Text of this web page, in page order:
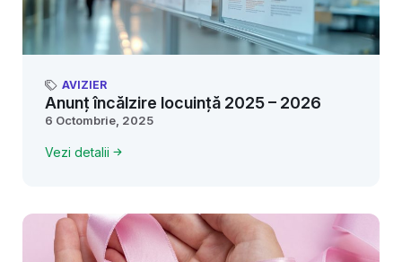
AVIZIER
Anunț încălzire locuință 2025 – 2026
6 Octombrie, 2025
Vezi detalii